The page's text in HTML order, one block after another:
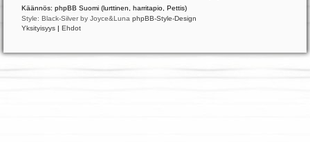
Käännös: phpBB Suomi (lurttinen, harritapio, Pettis)
Style: Black-Silver by Joyce&Luna phpBB-Style-Design
Yksityisyys | Ehdot